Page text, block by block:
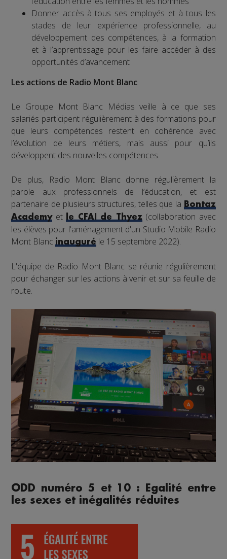
Donner accès à tous ses employés et à tous les
stades de leur expérience professionnelle, au
développement des compétences, à la formation
et à l’apprentissage pour les faire accéder à des
opportunités d’avancement
Les actions de Radio Mont Blanc
Le Groupe Mont Blanc Médias veille à ce que ses
salariés participent régulièrement à des formations pour
que leurs compétences restent en cohérence avec
l’évolution de leurs métiers, mais aussi pour qu’ils
développent des nouvelles compétences.
De plus, Radio Mont Blanc donne régulièrement la
parole aux professionnels de l’éducation, et est
partenaire de plusieurs structures, telles que la
Bontaz
Academyet le CFAI de Thyez(collaboration avec
les élèves pour l'aménagement d'un Studio Mobile Radio
Mont Blancinauguré le 15 septembre 2022).
L'équipe de Radio Mont Blanc se réunie régulièrement
pour échanger sur les actions à venir et sur sa feuille de
route.
ODD numéro 5 et 10 : Egalité entre
les sexes et inégalités réduites